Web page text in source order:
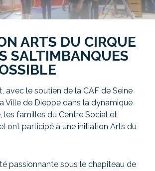
ARTS DU CIRQUE
SALTIMBANQUES
avec le soutien de la CAF de Seine
Ville de Dieppe dans la dynamique
les familles du Centre Social et
ont participé à une initiation Arts du
passionnante sous le chapiteau de